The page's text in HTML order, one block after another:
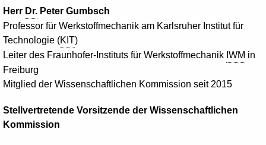
Herr Dr. Peter Gumbsch
Professor für Werkstoffmechanik am Karlsruher Institut für
Technologie (KIT)
Leiter des Fraunhofer-Instituts für Werkstoffmechanik IWM in
Freiburg
Mitglied der Wissenschaftlichen Kommission seit 2015
Stellvertretende Vorsitzende der Wissenschaftlichen
Kommission